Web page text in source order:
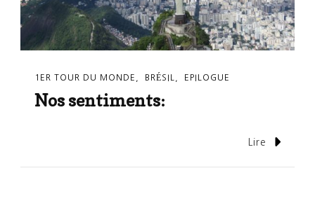
1ER TOUR DU MONDE BRÉSIL EPILOGUE
Nos sentiments:
Lire